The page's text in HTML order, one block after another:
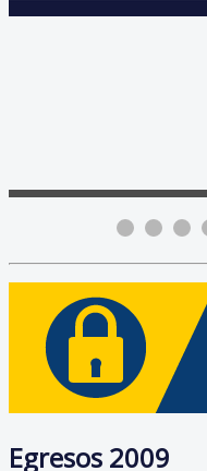
Egresos 2009